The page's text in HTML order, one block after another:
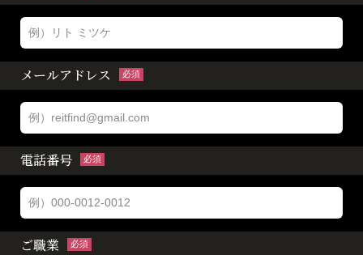
メールアドレス 必須
電話番号 必須
ご職業 必須